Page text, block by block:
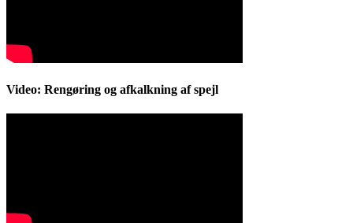
Video: Rengøring og afkalkning af spejl